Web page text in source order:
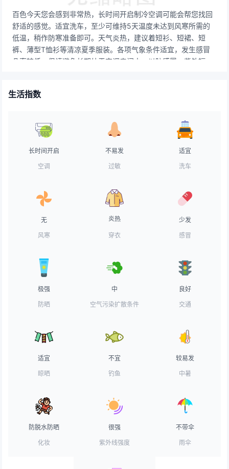
百色今天您会感到非常热，长时间开启制冷空调可能会帮您找回
舒适的感觉。适宜洗车，至少可维持5天温度未达到风寒所需的
低温，稍作防寒准备即可。天气炎热，建议着短衫、短裙、短
裤、薄型T恤衫等清凉夏季服装。各项气象条件适宜，发生感冒
几率较低。但请避免长期处于空调房间中，以防感冒。紫外辐射
明显影响。天气较好，路面干燥，交通气象条件良好，车辆可以
来吸收一下太阳的味道吧！天气太热，不适合垂钓。又是蒸桑拿
的一天，记得多喝盐开水，随身携带防暑药物。天气炎热，用防
生活指数
长时间开启
空调
不易发
过敏
适宜
洗车
无
风寒
炎热
穿衣
少发
感冒
极强
防晒
中
空气污染扩散条件
良好
交通
适宜
晾晒
不宜
钓鱼
较易发
中暑
防脱水防晒
化妆
很强
紫外线强度
不带伞
雨伞